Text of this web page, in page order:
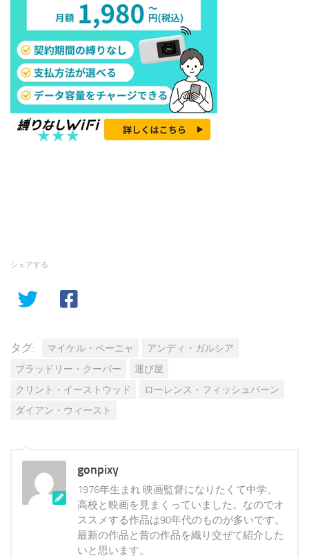
シェアする
タグ: マイケル・ペーニャ
アンディ・ガルシア
ブラッドリー・クーパー
運び屋
クリント・イーストウッド
ローレンス・フィッシュバーン
ダイアン・ウィースト
gonpixy
1976年生まれ 映画監督になりたくて中学、
高校と映画を見まくっていました。なのでオ
ススメする作品は90年代のものが多いです。
最新の作品と昔の作品を織り交ぜて紹介した
いと思います。